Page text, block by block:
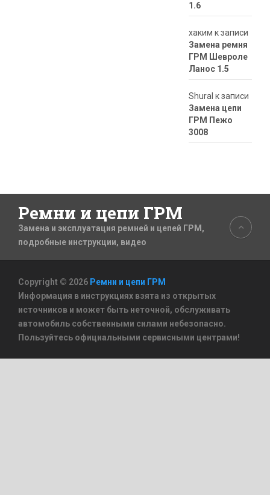
1.6
хаким к записи
Замена ремня
ГРМ Шевроле
Ланос 1.5
ShuraI к записи
Замена цепи
ГРМ Пежо
3008
Ремни и цепи ГРМ
Замена и эксплуатация ремней и цепей ГРМ,
подробные инструкции, видео
Copyright © 2026 Ремни и цепи ГРМ
Информация в инструкциях взята из открытых
источников и может быть неточной, обслуживать
автомобиль собственными силами небезопасно.
Пользуйтесь официальными сервисными центрами!